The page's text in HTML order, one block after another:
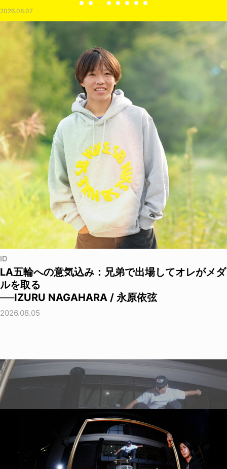
2026.08.07
ID
LA五輪への意気込み：兄弟で出場してオレがメダ
ルを取る
──IZURU NAGAHARA / 永原依弦
2026.08.05